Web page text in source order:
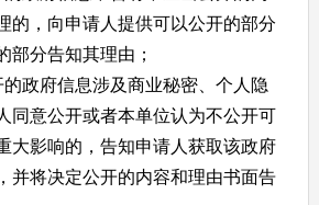
的，向申请人提供可以公开的部分
部分告知其理由；
府信息涉及商业秘密、个人隐
同意公开或者本单位认为不公开可
大影响的，告知申请人获取该政府
并将决定公开的内容和理由书面告